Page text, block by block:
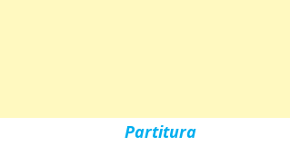
Partitura